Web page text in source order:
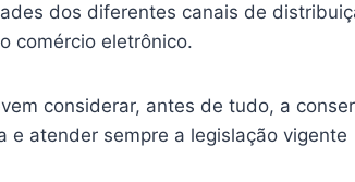
dos diferentes canais de
comércio eletrônico.
considerar, antes de tudo, a
e atender sempre a legislação vigente